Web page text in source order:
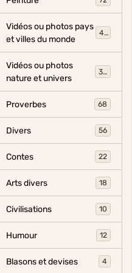
Vidéos ou photos pays
et villes du monde
454
Vidéos ou photos
nature et univers
325
Proverbes 68
Divers 56
Contes 22
Arts divers 18
Civilisations 10
Humour 12
Blasons et devises 4